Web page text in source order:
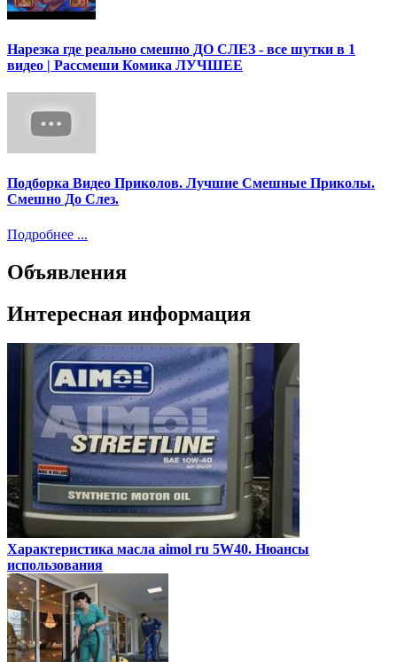
Нарезка где реально смешно ДО СЛЕЗ - все шутки в 1
видео | Рассмеши Комика ЛУЧШЕЕ
Подборка Видео Приколов. Лучшие Смешные Приколы.
Смешно До Слез.
Подробнее ...
Объявления
Интересная информация
Характеристика масла aimol ru 5W40. Нюансы
использования